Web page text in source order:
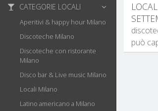
CATEGORIE LOCALI
Aperitivi & happy hour Milano
Discoteche Milano
Discoteche con ristorante
Milano
Disco bar & Live music Milano
Locali Milano
Latino americano a Milano
può